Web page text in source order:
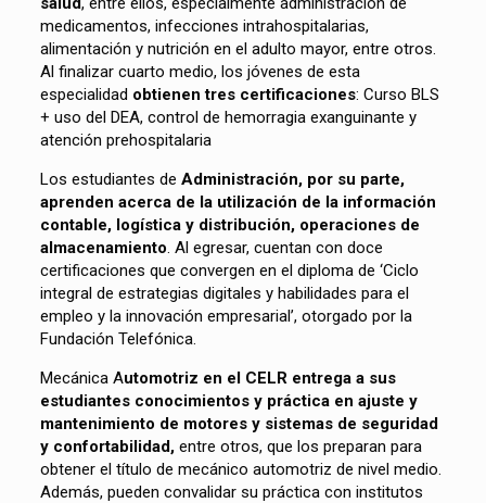
medicamentos, infecciones intrahospitalarias,
alimentación y nutrición en el adulto mayor, entre otros.
Al finalizar cuarto medio, los jóvenes de esta
especialidad obtienen tres certificaciones: Curso BLS
+ uso del DEA, control de hemorragia exanguinante y
atención prehospitalaria
Los estudiantes de Administración, por su parte,
aprenden acerca de la utilización de la información
contable, logística y distribución, operaciones de
almacenamiento. Al egresar, cuentan con doce
certificaciones que convergen en el diploma de ‘Ciclo
integral de estrategias digitales y habilidades para el
empleo y la innovación empresarial’, otorgado por la
Fundación Telefónica.
Mecánica Automotriz en el CELR entrega a sus
estudiantes conocimientos y práctica en ajuste y
mantenimiento de motores y sistemas de seguridad
y confortabilidad,entre otros, que los preparan para
obtener el título de mecánico automotriz de nivel medio.
Además, pueden convalidar su práctica con institutos